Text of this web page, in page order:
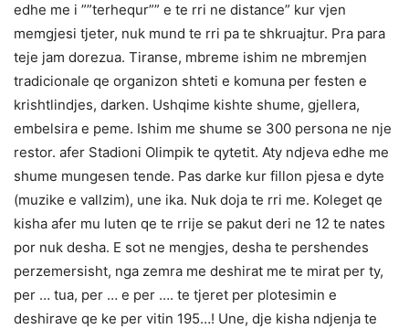
edhe me i ””terhequr”” e te rri ne distance” kur vjen
memgjesi tjeter, nuk mund te rri pa te shkruajtur. Pra para
teje jam dorezua. Tiranse, mbreme ishim ne mbremjen
tradicionale qe organizon shteti e komuna per festen e
krishtlindjes, darken. Ushqime kishte shume, gjellera,
embelsira e peme. Ishim me shume se 300 persona ne nje
restor. afer Stadioni Olimpik te qytetit. Aty ndjeva edhe me
shume mungesen tende. Pas darke kur fillon pjesa e dyte
(muzike e vallzim), une ika. Nuk doja te rri me. Koleget qe
kisha afer mu luten qe te rrije se pakut deri ne 12 te nates
por nuk desha. E sot ne mengjes, desha te pershendes
perzemersisht, nga zemra me deshirat me te mirat per ty,
per … tua, per … e per …. te tjeret per plotesimin e
deshirave qe ke per vitin 195…! Une, dje kisha ndjenja te